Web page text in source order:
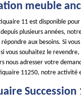
meuble
11 est disponible
plusieurs années,
aux besoins. Si
vous souhaitez le
nous adresser votre
11250, notre activité
Succession